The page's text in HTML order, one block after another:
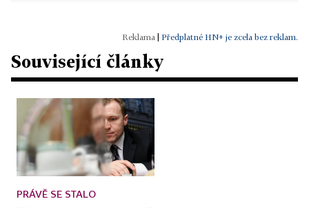
Předplatné HN+ je zcela bez reklam.
Související články
PRÁVĚ SE STALO